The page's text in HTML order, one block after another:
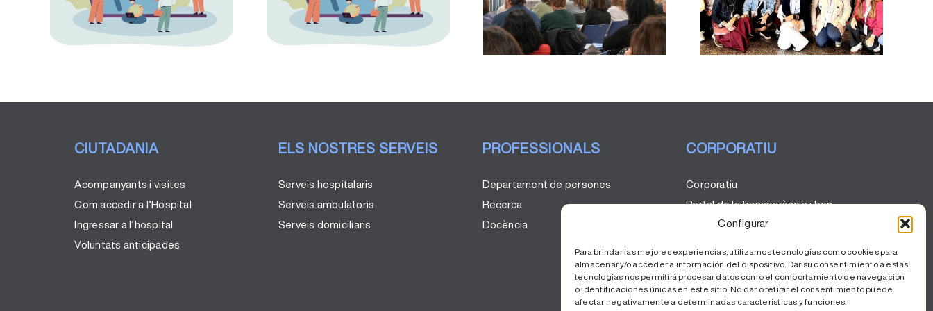
Configurar
Para brindar las mejores experiencias, utilizamos tecnologías como cookies para
almacenar y/o acceder a información del dispositivo. Dar su consentimiento a estas
tecnologías nos permitirá procesar datos como el comportamiento de navegación
o identificaciones únicas en este sitio. No dar o retirar el consentimiento puede
afectar negativamente a determinadas características y funciones.
Centre d’Atenció i
Seguiment a les
Drogodependències
Jornada de Qualitat i
Seguretat dels
33 projectes al
Congrés de la SECA
CIUTADANIA
Acompanyants i visites
Com accedir a l’Hospital
Ingressar a l’hospital
Voluntats anticipades
ELS NOSTRES SERVEIS
Serveis hospitalaris
Serveis ambulatoris
Serveis domiciliaris
PROFESSIONALS
Departament de persones
Recerca
Docència
CORPORATIU
Corporatiu
Portal de la transparència i bon
govern
Comunicació
RSC